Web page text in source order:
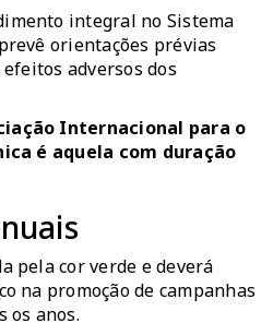
integral no Sistema
orientações prévias
adversos dos
Internacional para o
é aquela com duração
pela cor verde e deverá
na promoção de campanhas
os anos.